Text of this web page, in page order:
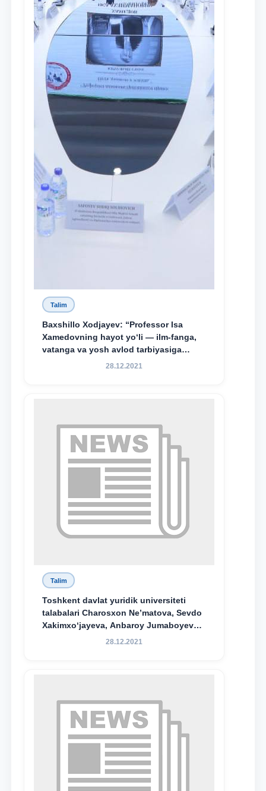
Talim
Baxshillo Xodjayev: “Professor Isa
Xamedovning hayot yo‘li — ilm-fanga,
vatanga va yosh avlod tarbiyasiga
sodiqlikning oliy namunasidir”.
28.12.2021
Talim
Toshkent davlat yuridik universiteti
talabalari Charosxon Ne’matova, Sevdo
Xakimxo‘jayeva, Anbaroy Jumaboyeva
hamda TDYU qoshidagi M.S.Vosiqova
bo‘ldi.
28.12.2021